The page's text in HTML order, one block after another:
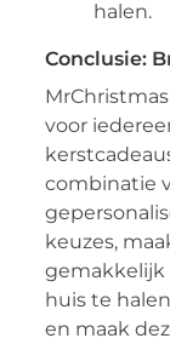
halen.
Conclusie:
voor
combinatie
keuzes,
gemakkelijk
huis te
en maak